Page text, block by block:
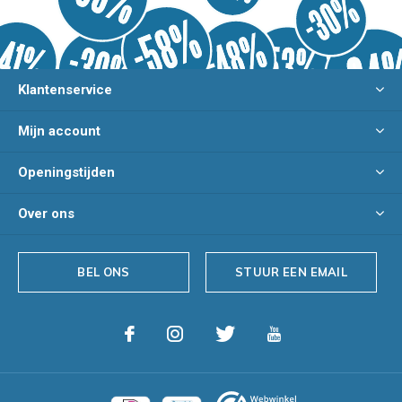
Klantenservice
Mijn account
Openingstijden
Over ons
BEL ONS STUUR EEN EMAIL